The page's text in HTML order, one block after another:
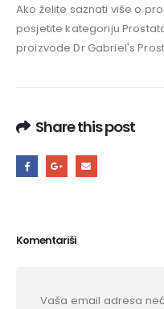
Ako želite saznati više o
posjetite kategoriju
proizvode Dr Gabriel's
Share this post
Komentariši
Vaša email adresa